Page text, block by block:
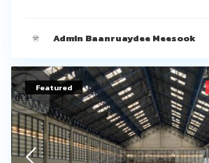
Admin Baanruaydee Meesook
Featured